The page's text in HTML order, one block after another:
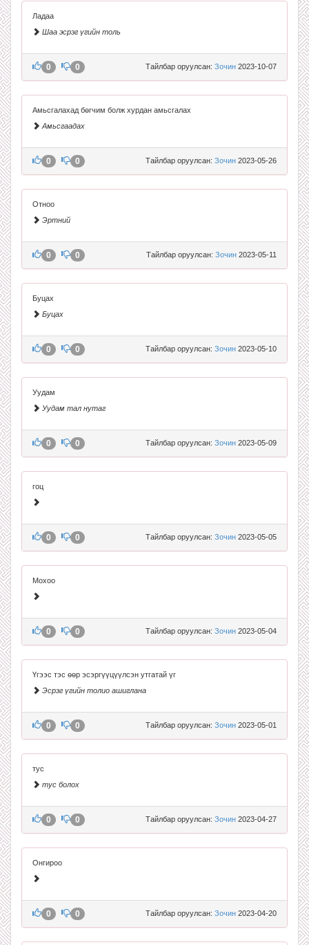
Ладаа
Шаа эсрэг үгийн толь
Тайлбар оруулсан: Зочин 2023-10-07
0 0
Амьсгалахад бөгчим болж хурдан амьсгалах
Амьсгаадах
Тайлбар оруулсан: Зочин 2023-05-26
0 0
Отноо
Эртний
Тайлбар оруулсан: Зочин 2023-05-11
0 0
Буцах
Буцах
Тайлбар оруулсан: Зочин 2023-05-10
0 0
Уудам
Уудам тал нутаг
Тайлбар оруулсан: Зочин 2023-05-09
0 0
гоц
Тайлбар оруулсан: Зочин 2023-05-05
0 0
Мохоо
Тайлбар оруулсан: Зочин 2023-05-04
0 0
Үгээс тэс өөр эсэргүүцүүлсэн утгатай үг
Эсрэг үгийн толио ашиглана
Тайлбар оруулсан: Зочин 2023-05-01
0 0
тус
тус болох
Тайлбар оруулсан: Зочин 2023-04-27
0 0
Онгироо
Тайлбар оруулсан: Зочин 2023-04-20
0 0